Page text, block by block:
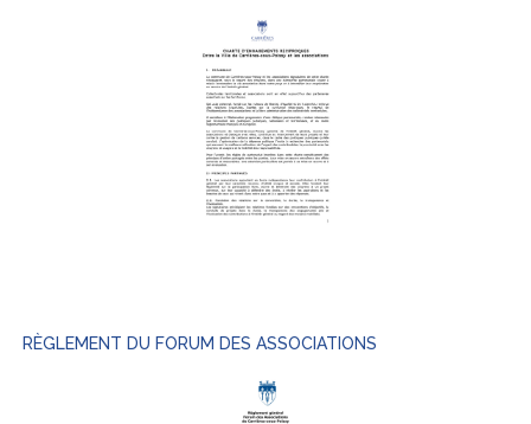
RÈGLEMENT DU FORUM DES ASSOCIATIONS